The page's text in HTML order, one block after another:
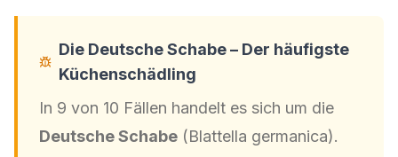
Die Deutsche Schabe – Der häufigste
Küchenschädling
In 9 von 10 Fällen handelt es sich um die
Deutsche Schabe (Blattella germanica).